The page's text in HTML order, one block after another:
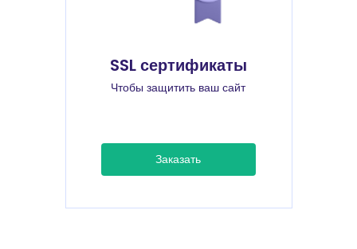
SSL сертификаты
Чтобы защитить ваш сайт
Заказать